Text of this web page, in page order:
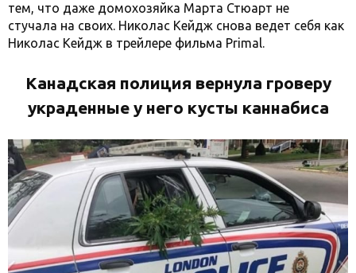
тем, что даже домохозяйка Марта Стюарт не
стучала на своих. Николас Кейдж снова ведет себя как
Николас Кейдж в трейлере фильма Primal.
Канадская полиция вернула гроверу
украденные у него кусты каннабиса